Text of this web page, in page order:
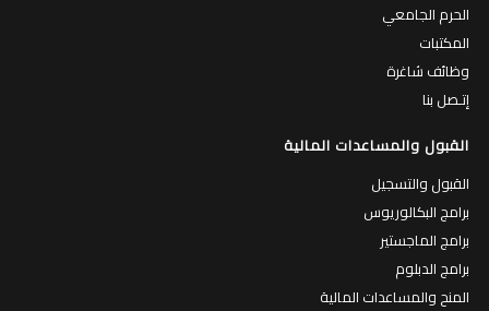
الحرم الجامعي
المكتبات
وظائف شاغرة
إتـصل بنا
القبول والمساعدات المالية
القبول والتسجيل
برامج البكالوريوس
برامج الماجستير
برامج الدبلوم
المنح والمساعدات المالية